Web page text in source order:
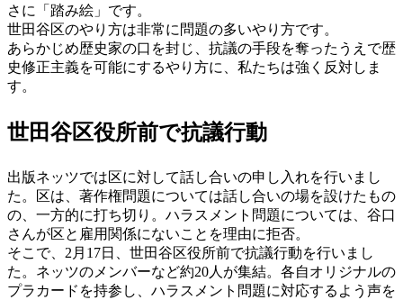
さに「踏み絵」です。
世田谷区のやり方は非常に問題の多いやり方です。
あらかじめ歴史家の口を封じ、抗議の手段を奪ったうえで歴
史修正主義を可能にするやり方に、私たちは強く反対しま
す。
世田谷区役所前で抗議行動
出版ネッツでは区に対して話し合いの申し入れを行いまし
た。区は、著作権問題については話し合いの場を設けたもの
の、一方的に打ち切り。ハラスメント問題については、谷口
さんが区と雇用関係にないことを理由に拒否。
そこで、2月17日、世田谷区役所前で抗議行動を行いまし
た。ネッツのメンバーなど約20人が集結。各自オリジナルの
プラカードを持参し、ハラスメント問題に対応するよう声を